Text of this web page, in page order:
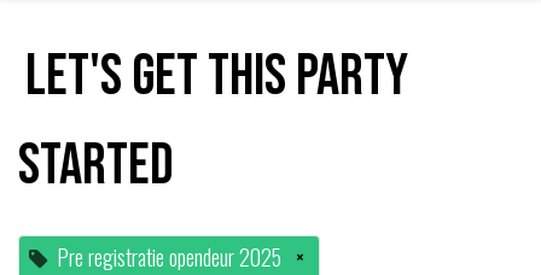
Let's get this party
started
Pre registratie opendeur 2025 ×